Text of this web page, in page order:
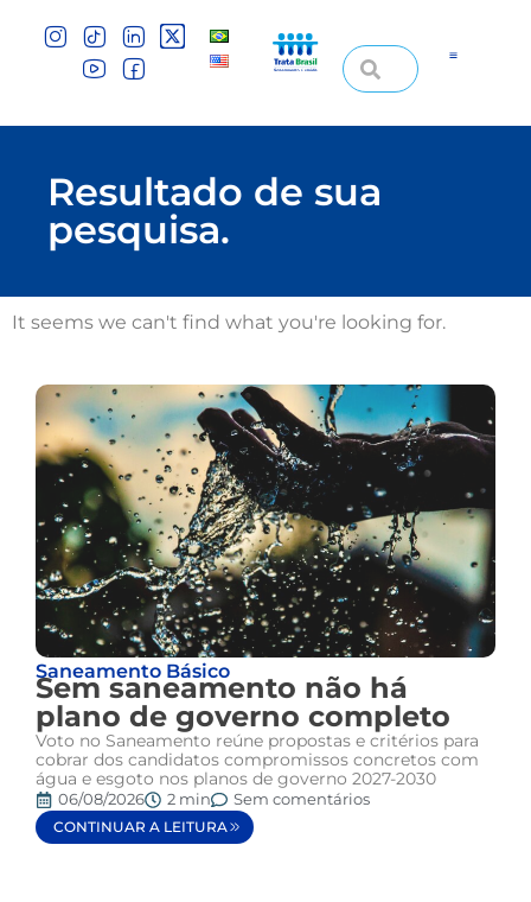
Resultado de sua
pesquisa.
It seems we can't find what you're looking for.
Saneamento Básico
Sem saneamento não há
plano de governo completo
Voto no Saneamento reúne propostas e critérios para
cobrar dos candidatos compromissos concretos com
água e esgoto nos planos de governo 2027-2030
06/08/2026 2 min Sem comentários
CONTINUAR A LEITURA